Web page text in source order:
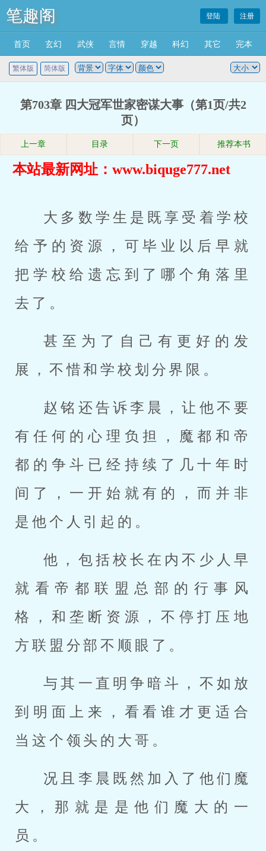
笔趣阁 登陆 注册
首页 玄幻 武侠 言情 穿越 科幻 其它 完本
繁体版 简体版
第703章 四大冠军世家密谋大事（第1页/共2
页）
上一章 目录 下一页 推荐本书
本站最新网址：www.biquge777.net
大多数学生是既享受着学校
给予的资源，可毕业以后早就
把学校给遗忘到了哪个角落里
去了。
甚至为了自己有更好的发
展，不惜和学校划分界限。
赵铭还告诉李晨，让他不要
有任何的心理负担，魔都和帝
都的争斗已经持续了几十年时
间了，一开始就有的，而并非
是他个人引起的。
他，包括校长在内不少人早
就看帝都联盟总部的行事风
格，和垄断资源，不停打压地
方联盟分部不顺眼了。
与其一直明争暗斗，不如放
到明面上来，看看谁才更适合
当这个领头的大哥。
况且李晨既然加入了他们魔
大，那就是是他们魔大的一
员。